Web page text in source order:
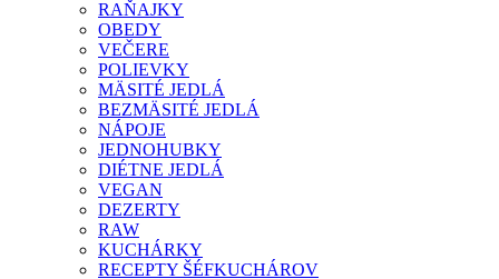
RAŇAJKY
OBEDY
VEČERE
POLIEVKY
MÄSITÉ JEDLÁ
BEZMÄSITÉ JEDLÁ
NÁPOJE
JEDNOHUBKY
DIÉTNE JEDLÁ
VEGAN
DEZERTY
RAW
KUCHÁRKY
RECEPTY ŠÉFKUCHÁROV